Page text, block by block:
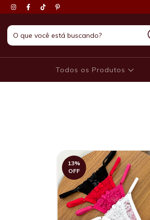
Entre no nosso grupo VIP no whatsapp!
Todos os Produtos
13%
OFF